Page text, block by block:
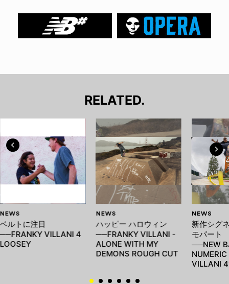
RELATED.
NEWS
ベルトに注目
──FRANKY VILLANI 4
LOOSEY
NEWS
ハッピー ハロウィン
──FRANKY VILLANI -
ALONE WITH MY
DEMONS ROUGH CUT
NEWS
新作シグ
モパート
──NEW
VILLANI